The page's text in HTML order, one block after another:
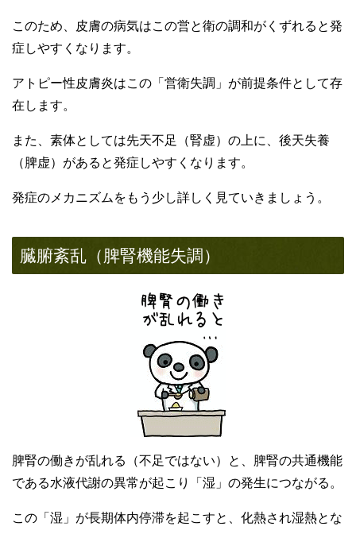
このため、皮膚の病気はこの営と衛の調和がくずれると発
症しやすくなります。
アトピー性皮膚炎はこの「営衛失調」が前提条件として存
在します。
また、素体としては先天不足（腎虚）の上に、後天失養
（脾虚）があると発症しやすくなります。
発症のメカニズムをもう少し詳しく見ていきましょう。
臓腑紊乱（脾腎機能失調）
脾腎の働きが乱れる（不足ではない）と、脾腎の共通機能
である水液代謝の異常が起こり「湿」の発生につながる。
この「湿」が長期体内停滞を起こすと、化熱され湿熱とな